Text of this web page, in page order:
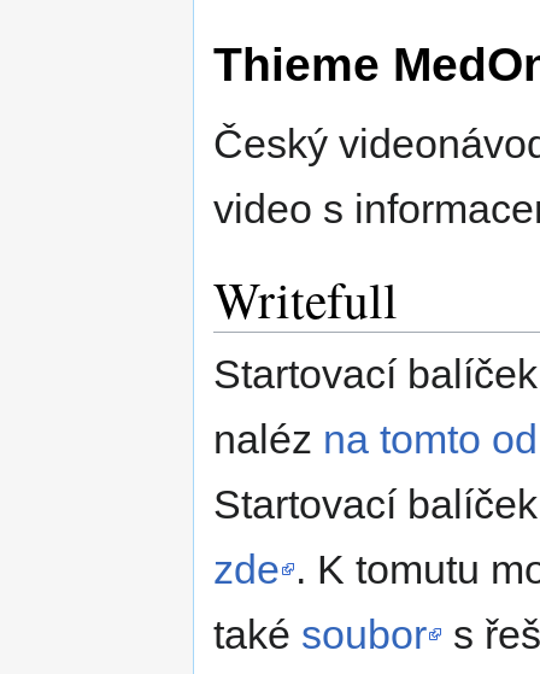
Thieme
Český
video s
Writefull
Startovací
naléz na tomto
Startovací
zde . K tomutu
také soubor
s